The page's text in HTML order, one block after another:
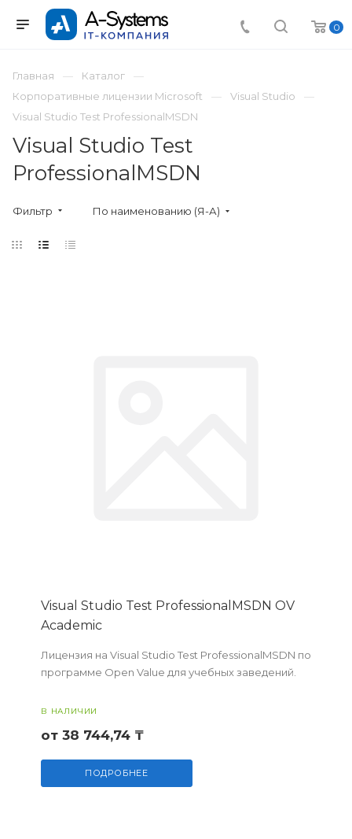
0
Главная
Каталог
Корпоративные лицензии Microsoft
Visual Studio
Visual Studio Test ProfessionalMSDN
Visual Studio Test
ProfessionalMSDN
Фильтр По наименованию (Я-А)
Visual Studio Test ProfessionalMSDN OV
Academic
Лицензия на Visual Studio Test ProfessionalMSDN по
программе Open Value для учебных заведений.
В НАЛИЧИИ
от 38 744,74 ₸
ПОДРОБНЕЕ